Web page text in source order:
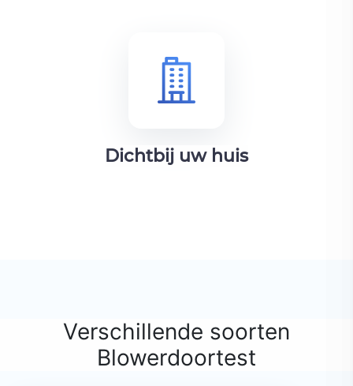
Dichtbij uw huis
Verschillende soorten
Blowerdoortest